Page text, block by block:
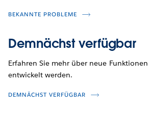
BEKANNTE PROBLEME
Demnächst verfügbar
Erfahren Sie mehr über neue
entwickelt werden.
DEMNÄCHST VERFÜGBAR